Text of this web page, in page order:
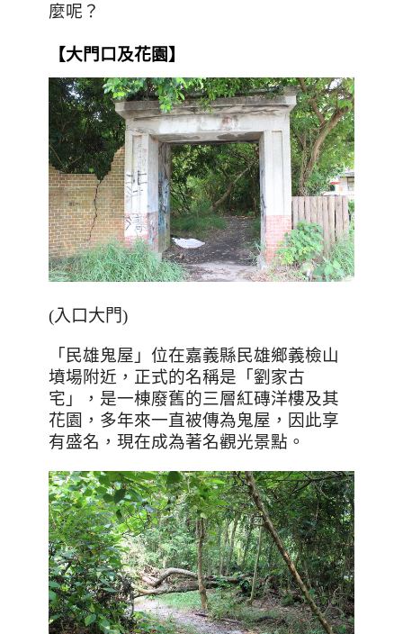
麼呢？
【大門口及花園】
(入口大門)
「民雄鬼屋」位在嘉義縣民雄鄉義檢山
墳場附近，正式的名稱是「劉家古
宅」，是一棟廢舊的三層紅磚洋樓及其
花園，多年來一直被傳為鬼屋，因此享
有盛名，現在成為著名觀光景點。